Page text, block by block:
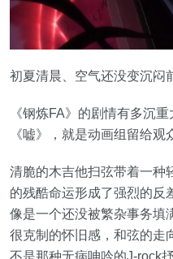
初夏清晨、空气还没变沉闷
《钢炼FA》的剧情有多沉
《嘘》，就是动画组留给观
清脆的木吉他扫弦带着一种
的残酷命运形成了强烈的反
像是一个还没被繁杂事务填
很克制的怀旧感，和弦的走
不是那种无病呻吟的J-rock